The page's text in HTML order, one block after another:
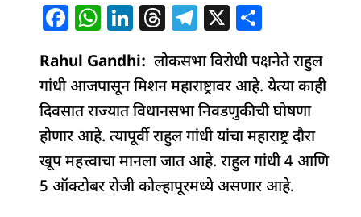
F
c
e
b
o
o
k
W
at
s
A
p
p
Li
k
e
dI
n
T
h
re
a
d
s
T
el
e
g
ra
m
X
h
ar
e
Rahul Gandhi:लोकसभा विरोधी पक्षनेते राहुल
गांधी आजपासून मिशन महाराष्ट्रावर आहे. येत्या काही
दिवसात राज्यात विधानसभा निवडणुकीची घोषणा
होणार आहे. त्यापूर्वी राहुल गांधी यांचा महाराष्ट्र दौरा
खूप महत्त्वाचा मानला जात आहे. राहुल गांधी 4 आणि
5 ऑक्टोबर रोजी कोल्हापूरमध्ये असणार आहे.